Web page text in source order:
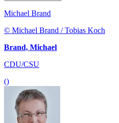
Michael Brand
© Michael Brand / Tobias Koch
Brand, Michael
CDU/CSU
()